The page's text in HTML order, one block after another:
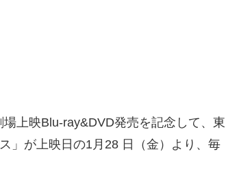
上映Blu-ray&DVD発売を記念して、東
」が上映日の1月28 日（金）より、毎